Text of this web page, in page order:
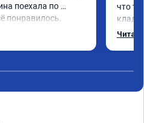
поехала по
понравилось.
что
и ЕГР